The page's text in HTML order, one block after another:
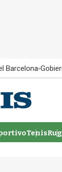
Barcelona
Tenis